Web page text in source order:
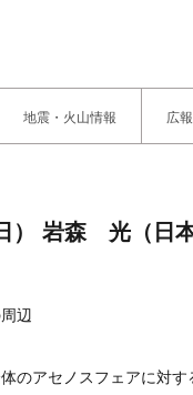
地震・火山情報 広
） 岩森 光（日
辺
のアセノスフェアに対